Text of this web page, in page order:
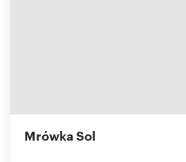
Mrówka Sol